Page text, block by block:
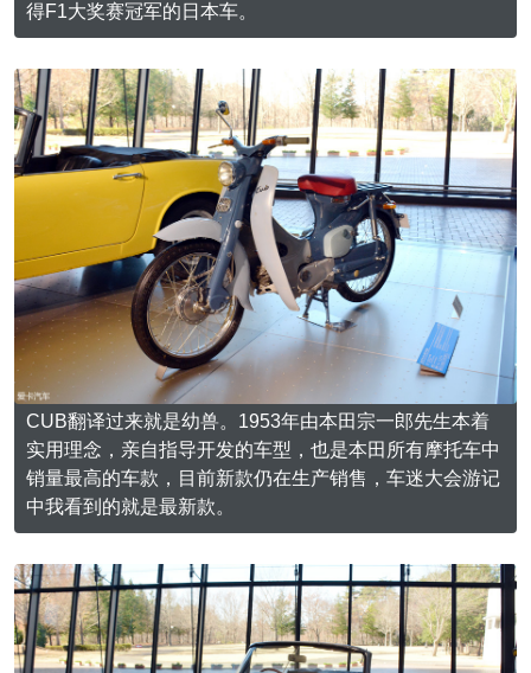
得F1大奖赛冠军的日本车。
CUB翻译过来就是幼兽。1953年由本田宗一郎先生本着
实用理念，亲自指导开发的车型，也是本田所有摩托车中
销量最高的车款，目前新款仍在生产销售，车迷大会游记
中我看到的就是最新款。